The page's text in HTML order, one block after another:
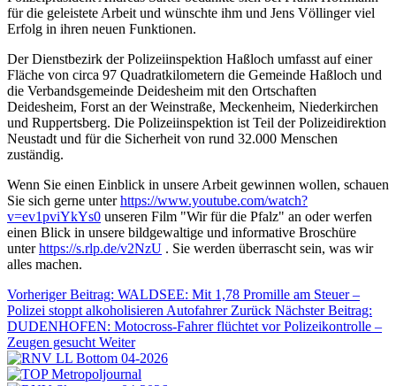
für die geleistete Arbeit und wünschte ihm und Jens Völlinger viel
Erfolg in ihren neuen Funktionen.
Der Dienstbezirk der Polizeiinspektion Haßloch umfasst auf einer
Fläche von circa 97 Quadratkilometern die Gemeinde Haßloch und
die Verbandsgemeinde Deidesheim mit den Ortschaften
Deidesheim, Forst an der Weinstraße, Meckenheim, Niederkirchen
und Ruppertsberg. Die Polizeiinspektion ist Teil der Polizeidirektion
Neustadt und für die Sicherheit von rund 32.000 Menschen
zuständig.
Wenn Sie einen Einblick in unsere Arbeit gewinnen wollen, schauen
Sie sich gerne unterhttps://www.youtube.com/watch?
v=ev1pviYkYs0 unseren Film "Wir für die Pfalz" an oder werfen
einen Blick in unsere bildgewaltige und informative Broschüre
unterhttps://s.rlp.de/v2NzU . Sie werden überrascht sein, was wir
alles machen.
Vorheriger Beitrag: WALDSEE: Mit 1,78 Promille am Steuer –
Polizei stoppt alkoholisieren Autofahrer Zurück Nächster Beitrag:
DUDENHOFEN: Motocross-Fahrer flüchtet vor Polizeikontrolle –
Zeugen gesucht Weiter